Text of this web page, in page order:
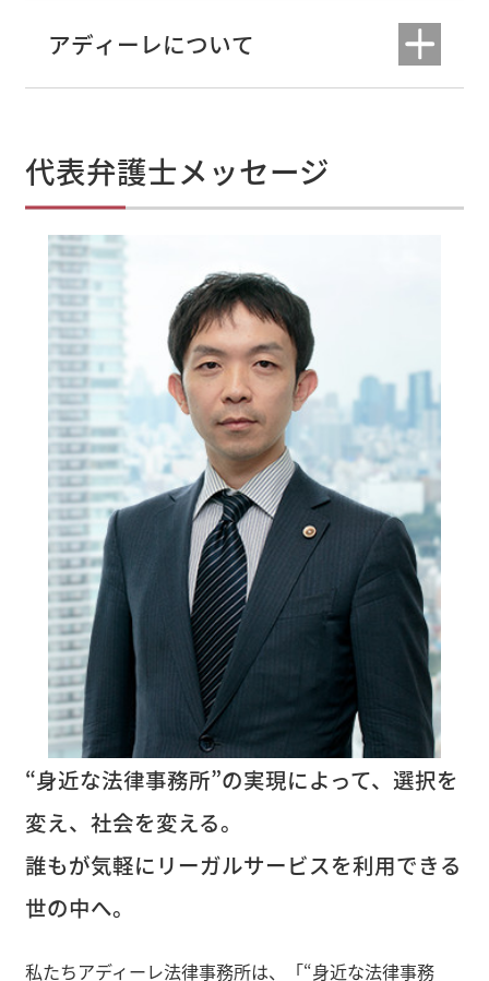
アディーレについて
代表弁護士メッセージ
“身近な法律事務所”の実現によって、選択を
変え、社会を変える。
誰もが気軽にリーガルサービスを利用できる
世の中へ。
私たちアディーレ法律事務所は、「“身近な法律事務